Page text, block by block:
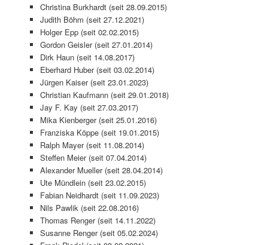
Christina Burkhardt (seit 28.09.2015)
Judith Böhm (seit 27.12.2021)
Holger Epp (seit 02.02.2015)
Gordon Geisler (seit 27.01.2014)
Dirk Haun (seit 14.08.2017)
Eberhard Huber (seit 03.02.2014)
Jürgen Kaiser (seit 23.01.2023)
Christian Kaufmann (seit 29.01.2018)
Jay F. Kay (seit 27.03.2017)
Mika Kienberger (seit 25.01.2016)
Franziska Köppe (seit 19.01.2015)
Ralph Mayer (seit 11.08.2014)
Steffen Meier (seit 07.04.2014)
Alexander Mueller (seit 28.04.2014)
Ute Mündlein (seit 23.02.2015)
Fabian Neidhardt (seit 11.09.2023)
Nils Pawlik (seit 22.08.2016)
Thomas Renger (seit 14.11.2022)
Susanne Renger (seit 05.02.2024)